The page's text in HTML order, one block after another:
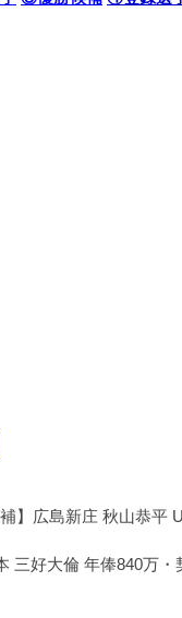
補】広島新庄 秋山恭平
三好大倫 年俸840万